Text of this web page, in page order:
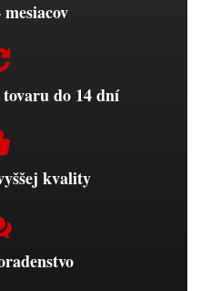
do 14 dní
kvality